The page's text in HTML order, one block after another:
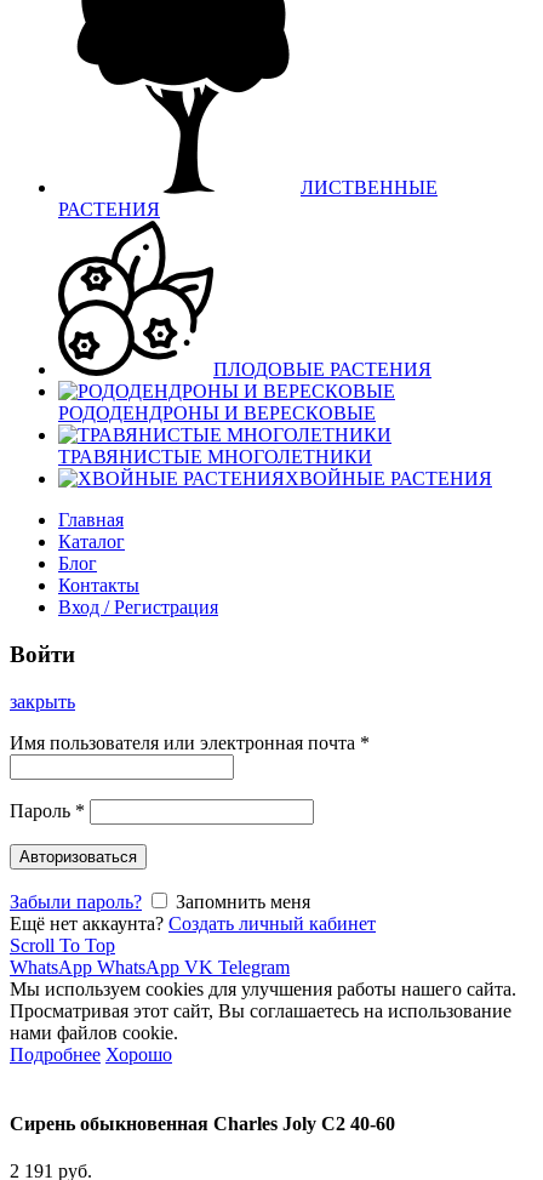
ЛИСТВЕННЫЕ
РАСТЕНИЯ
ПЛОДОВЫЕ РАСТЕНИЯ
РОДОДЕНДРОНЫ И ВЕРЕСКОВЫЕ
ТРАВЯНИСТЫЕ МНОГОЛЕТНИКИ
ХВОЙНЫЕ РАСТЕНИЯ
Главная
Каталог
Блог
Контакты
Вход / Регистрация
Войти
закрыть
Имя пользователя или электронная почта *
Пароль *
Авторизоваться
Забыли пароль?
Запомнить меня
Ещё нет аккаунта? Создать личный кабинет
Scroll To Top
WhatsApp WhatsApp VK Telegram
Мы используем cookies для улучшения работы нашего сайта.
Просматривая этот сайт, Вы соглашаетесь на использование
нами файлов cookie.
Подробнее Хорошо
Сирень обыкновенная Charles Joly C2 40-60
2 191 руб.